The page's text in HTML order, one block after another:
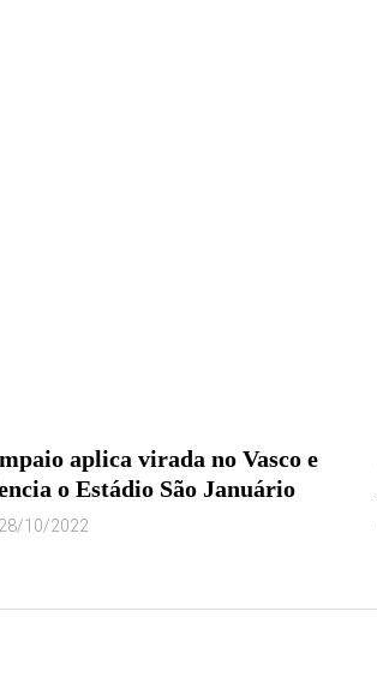
aplica virada no Vasco e
o Estádio São Januário
28/10/2022